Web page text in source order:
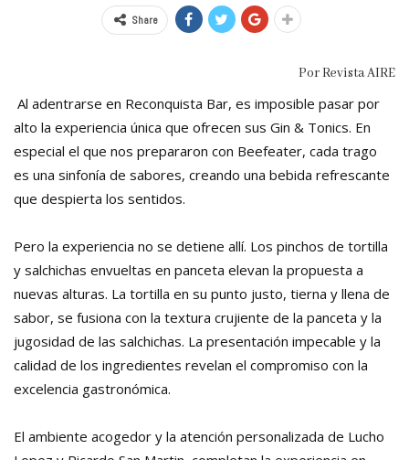
Share
Por Revista AIRE
Al adentrarse en Reconquista Bar, es imposible pasar por
alto la experiencia única que ofrecen sus Gin & Tonics. En
especial el que nos prepararon con Beefeater, cada trago
es una sinfonía de sabores, creando una bebida refrescante
que despierta los sentidos.
Pero la experiencia no se detiene allí. Los pinchos de tortilla
y salchichas envueltas en panceta elevan la propuesta a
nuevas alturas. La tortilla en su punto justo, tierna y llena de
sabor, se fusiona con la textura crujiente de la panceta y la
jugosidad de las salchichas. La presentación impecable y la
calidad de los ingredientes revelan el compromiso con la
excelencia gastronómica.
El ambiente acogedor y la atención personalizada de Lucho